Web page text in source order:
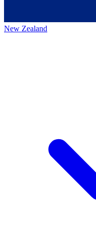
New Zealand